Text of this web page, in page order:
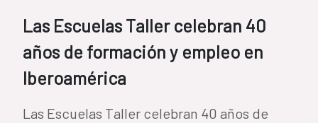
Las Escuelas Taller celebran 40
años de formación y empleo en
Iberoamérica
Las Escuelas Taller celebran 40 años de